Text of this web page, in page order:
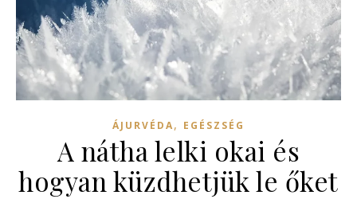
ÁJURVÉDA, EGÉSZSÉG
A nátha lelki okai és
hogyan küzdhetjük le őket